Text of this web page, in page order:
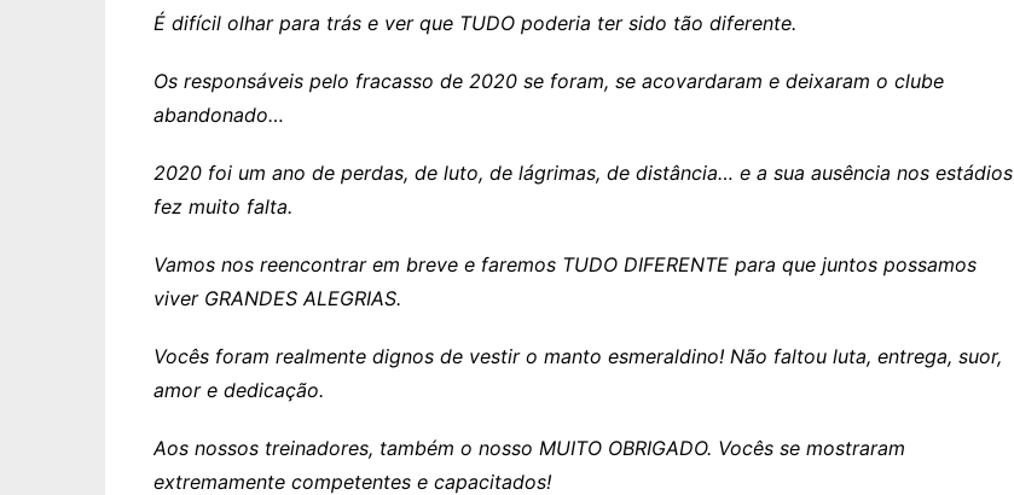
É difícil olhar para trás e ver que TUDO poderia ter sido tão diferente.
Os responsáveis pelo fracasso de 2020 se foram, se acovardaram e deixaram o clube
abandonado…
2020 foi um ano de perdas, de luto, de lágrimas, de distância… e a sua ausência nos estádios
fez muito falta.
Vamos nos reencontrar em breve e faremos TUDO DIFERENTE para que juntos possamos
viver GRANDES ALEGRIAS.
Vocês foram realmente dignos de vestir o manto esmeraldino! Não faltou luta, entrega, suor,
amor e dedicação.
Aos nossos treinadores, também o nosso MUITO OBRIGADO. Vocês se mostraram
extremamente competentes e capacitados!